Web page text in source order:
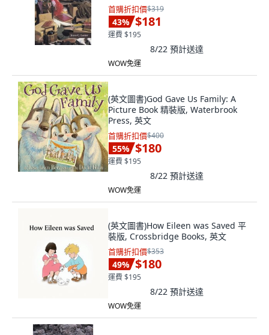
首購折扣價$319
43% $181
運費 $195
8/22 預計送達
WOW免運
(英文圖書)God Gave Us Family: A
Picture Book 精裝版, Waterbrook
Press, 英文
首購折扣價$400
55% $180
運費 $195
8/22 預計送達
WOW免運
(英文圖書)How Eileen was Saved 平
裝版, Crossbridge Books, 英文
首購折扣價$353
49% $180
運費 $195
8/22 預計送達
WOW免運